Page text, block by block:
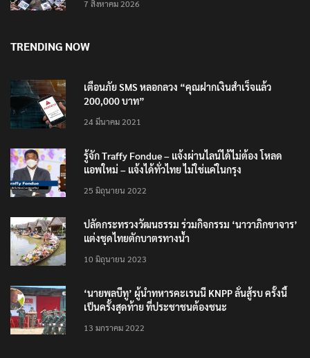
7 สิงหาคม 2026
TRENDING NOW
เตือนภัย SMS หลอกลวง “คุณฝากเงินสำเร็จแล้ว
200,000 บาท”
24 มีนาคม 2021
รู้จัก Traffy Fondue – แจ้งผ่านไลน์ได้ไม่ต้อง โหลด
แอพใหม่ – แจ้งได้ทั่วไทย ไม่ใช่แค่ในกรุง
25 มิถุนายน 2022
ปลัดกระทรวงวัฒนธรรม ร่วมกิจกรรม ‘นาวาภิกขาจาร’
แต่งชุดไทยตักบาตรทางน้ำ
10 มิถุนายน 2023
‘นายพลบีทู’ ผู้นำทหารคะเรนนี KNPP ลั่นสู้รบ ครั้งนี้
เป็นครั้งสุดท้าย ที่ประชาชนต้องชนะ
13 มกราคม 2022